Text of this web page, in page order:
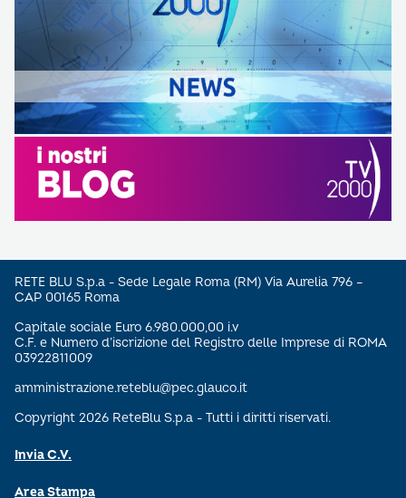
RETE BLU S.p.a - Sede Legale Roma (RM) Via Aurelia 796 –
CAP 00165 Roma
Capitale sociale Euro 6.980.000,00 i.v
C.F. e Numero d’iscrizione del Registro delle Imprese di ROMA
03922811009
amministrazione.reteblu@pec.glauco.it
Copyright 2026 ReteBlu S.p.a - Tutti i diritti riservati.
Invia C.V.
Area Stampa